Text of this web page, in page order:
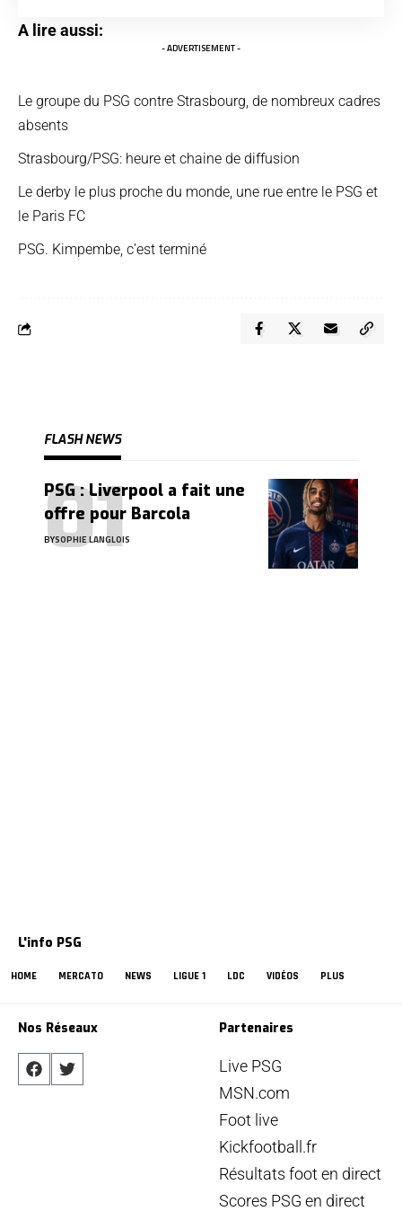
A lire aussi:
- ADVERTISEMENT -
Le groupe du PSG contre Strasbourg, de nombreux cadres
absents
Strasbourg/PSG: heure et chaine de diffusion
Le derby le plus proche du monde, une rue entre le PSG et
le Paris FC
PSG. Kimpembe, c’est terminé
FLASH NEWS
PSG : Liverpool a fait une
offre pour Barcola
BYSOPHIE LANGLOIS
L'info PSG
HOME MERCATO NEWS LIGUE 1 LDC VIDÉOS PLUS
Nos Réseaux Partenaires
Live PSG
MSN.com
Foot live
Kickfootball.fr
Résultats foot en direct
Scores PSG en direct